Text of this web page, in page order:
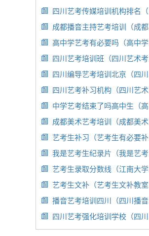
 四川艺考传媒培训机构排名（四川传媒艺术生）
 成都播音主持艺考培训（成都播音主持艺考培训机构哪家好）
 高中学艺考有必要吗（高中学艺考好吗）
 四川艺考培训班（四川艺术考前培训）
 四川编导艺考培训北京（四川编导专业哪个学校好）
 四川艺考补习机构（四川艺术考前培训）
 中学艺考结束了吗高中生（高中艺考取消了吗）
 成都美术艺考培训（成都美术艺考培训机构哪家好）
 艺考生补习（艺考生有必要补课吗）
 我是艺考生纪录片（我是艺考生纪录片2）
 艺考生录取分数线（江南大学美术艺考生录取分数线）
 艺考生文补（艺考生文补教室纪律）
 播音艺考培训四川（四川播音主持培训机构排名）
 四川艺考强化培训学校（四川艺考集训机构排名）